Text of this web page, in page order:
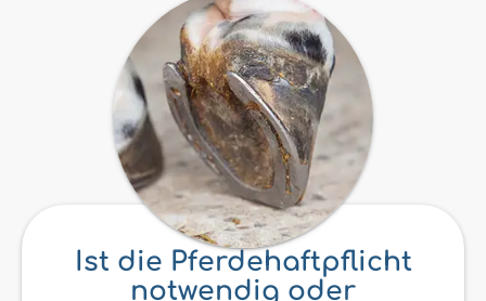
Ist die Pferdehaftpflicht
notwendig oder